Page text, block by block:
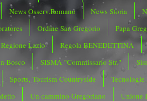
News Osserv.Romano News Storia
Ordine San Gregorio
Papa
Regione Lazio
Regola BENEDETTINA
Bosco SISMA "Commissario Str."
Sports, Tourism Countryside
Tecnologie
Un cammino Gregoriano
Unione